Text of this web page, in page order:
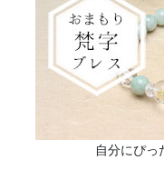
自分にぴっ